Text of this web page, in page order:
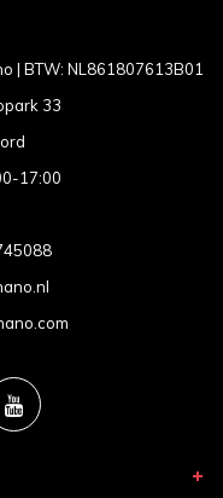
| BTW: NL861807613B01
33
17:00